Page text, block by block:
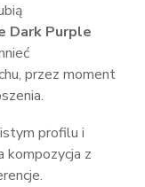
Dark Purple
przez moment
profilu i
kompozycja z